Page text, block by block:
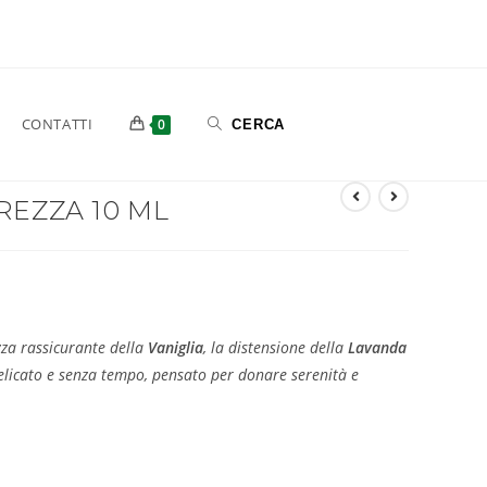
CONTATTI 0
10 ML
rassicurante della Vaniglia, la distensione della Lavanda
e senza tempo, pensato per donare serenità e